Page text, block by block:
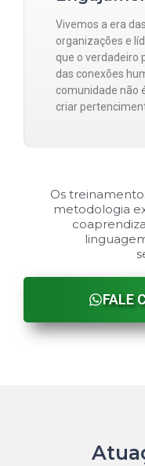
Vivemos a era
organizações e
que o verdadeiro
das conexões
comunidade não
criar
Os
metodologia
FALE